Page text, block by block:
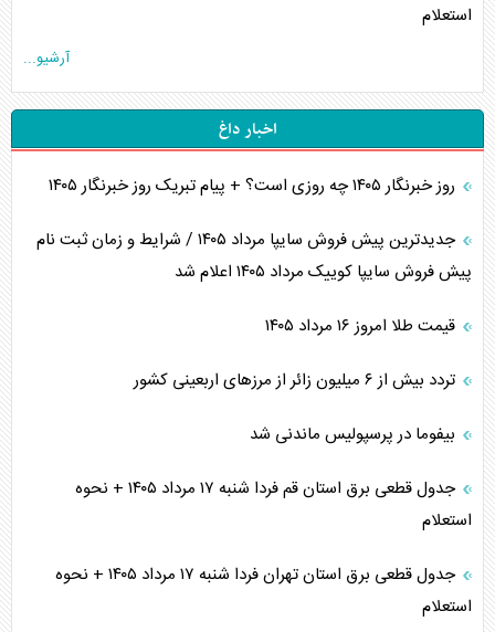
استعلام
آرشیو...
اخبار داغ
روز خبرنگار ۱۴۰۵ چه روزی است؟ + پیام تبریک روز خبرنگار ۱۴۰۵
جدیدترین پیش فروش سایپا مرداد ۱۴۰۵ / شرایط و زمان ثبت نام
پیش فروش سایپا کوییک مرداد ۱۴۰۵ اعلام شد
قیمت طلا امروز ۱۶ مرداد ۱۴۰۵
تردد بیش از ۶ میلیون زائر از مرزهای اربعینی کشور
بیفوما در پرسپولیس ماندنی شد
جدول قطعی برق استان قم فردا شنبه ۱۷ مرداد ۱۴۰۵ + نحوه
استعلام
جدول قطعی برق استان تهران فردا شنبه ۱۷ مرداد ۱۴۰۵ + نحوه
استعلام